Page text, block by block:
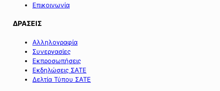
Επικοινωνία
ΔΡΑΣΕΙΣ
Αλληλογραφία
Συνεργασίες
Εκπροσωπήσεις
Εκδηλώσεις ΣΑΤΕ
Δελτία Τύπου ΣΑΤΕ